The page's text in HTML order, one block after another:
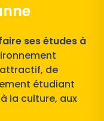
ses études à
attractif, de
étudiant
la culture, aux